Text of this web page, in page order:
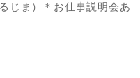
じま）＊お仕事説明会あ